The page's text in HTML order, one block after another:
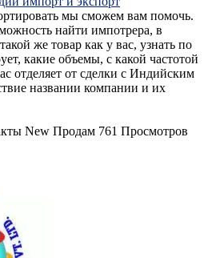
мы сможем вам помочь.
найти импотрера, в
же товар как у вас, узнать по
какие объемы, с какой частотой
отделяет от сделки с Индийским
названии компании и их
New Продам 761 Просмотров